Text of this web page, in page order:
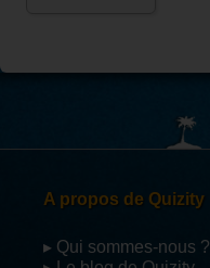
A propos de Quizity
▸ Qui sommes-nous ?